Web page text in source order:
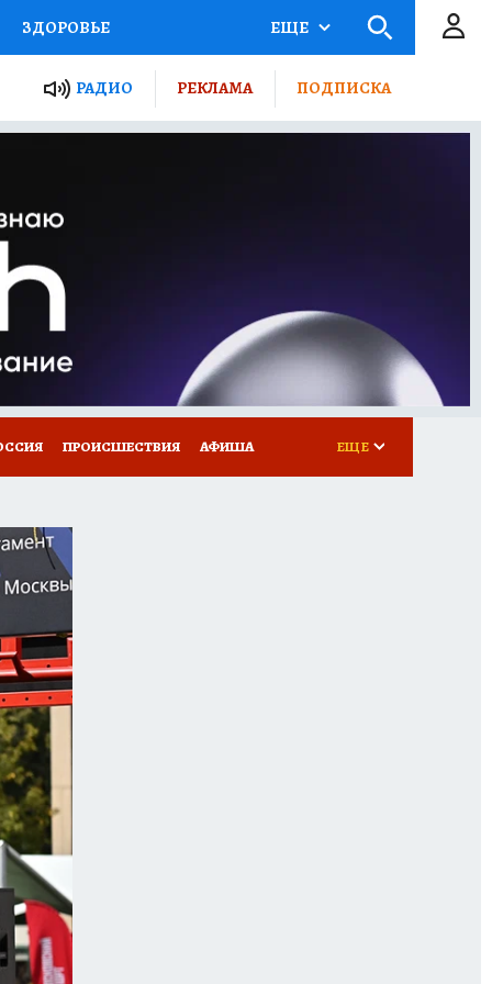
ЗДОРОВЬЕ
РОССИИ
ПУТЕВОДИТЕЛЬ
ПОТРЕБИТЕЛЯ
ЕЩЕ
РАДИО РЕКЛАМА ПОДПИСКА
ПРОИСШЕСТВИЯ АФИША ЕЩЕ